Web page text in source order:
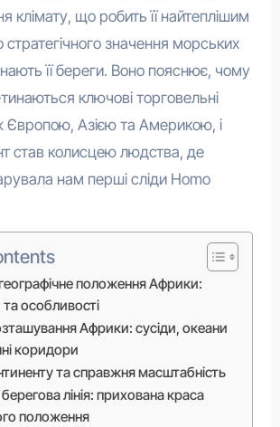
клімату, що робить її найтеплішим
значення морських
її береги. Воно пояснює, чому
ключові торговельні
Азією та Америкою, і
став колисцею людства, де
нам перші сліди Homo
положення Африки:
особливості
Африки: сусіди, океани
коридори
та справжня масштабність
лінія: прихована краса
положення